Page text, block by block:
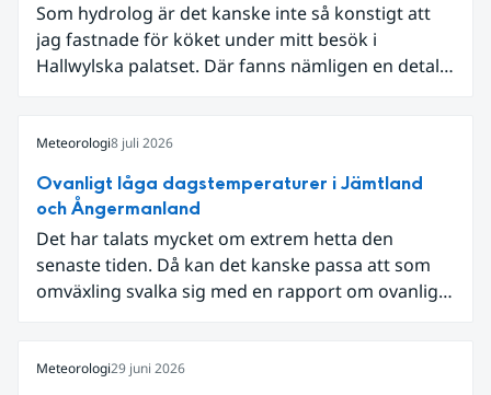
Som hydrolog är det kanske inte så konstigt att
jag fastnade för köket under mitt besök i
Hallwylska palatset. Där fanns nämligen en detalj
Meteorologi8 juli 2026
Ovanligt låga dagstemperaturer i Jämtland
och Ångermanland
Det har talats mycket om extrem hetta den
senaste tiden. Då kan det kanske passa att som
omväxling svalka sig med en rapport om ovanligt
Meteorologi29 juni 2026